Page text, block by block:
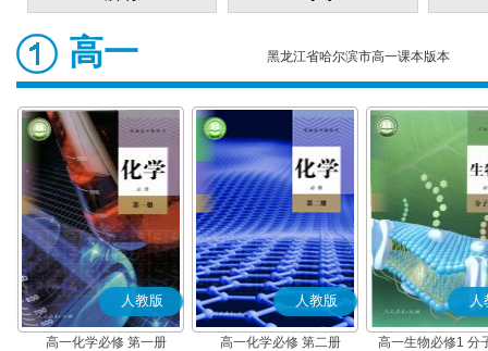
高一 黑龙江省哈尔滨市高一课本版本
人教版
高一化学必修 第一册
人教版
高一化学必修 第二册
人
高一生物必修1 分